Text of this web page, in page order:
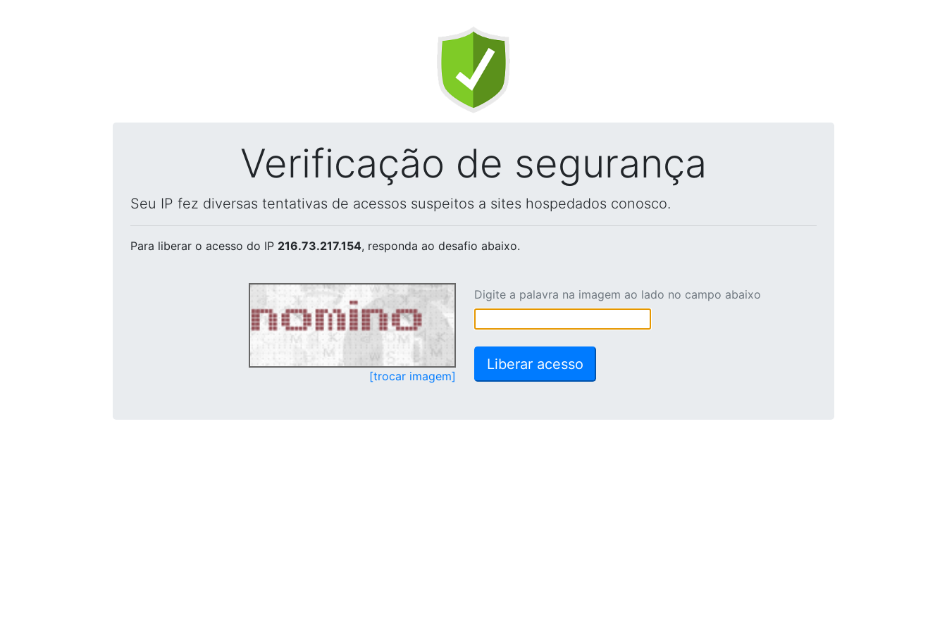
Verificação de segurança
Seu IP fez diversas tentativas de acessos suspeitos a sites hospedados conosco.
Para liberar o acesso do IP 216.73.217.154, responda ao desafio abaixo.
[trocar imagem]
Digite a palavra na imagem ao lado no campo abaixo